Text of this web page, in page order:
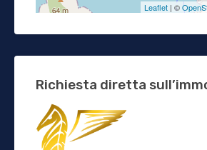
Leaflet | ©
Richiesta diretta